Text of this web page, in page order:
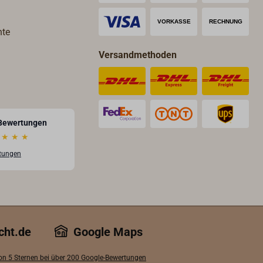
Lieferung komplett mit LED-
Leuchtmittel mit 10 warmweißen
Geeignet für 8-30 Volt.
★ ★ ★
Versandmethoden
Google Maps
5 Sternen bei über 200 Google-Bewertungen